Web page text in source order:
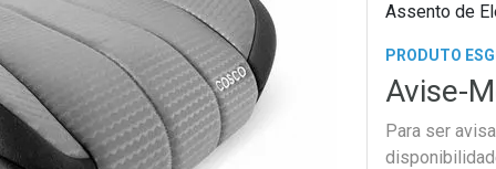
Assento de
PRODUTO
Avise-
Para ser